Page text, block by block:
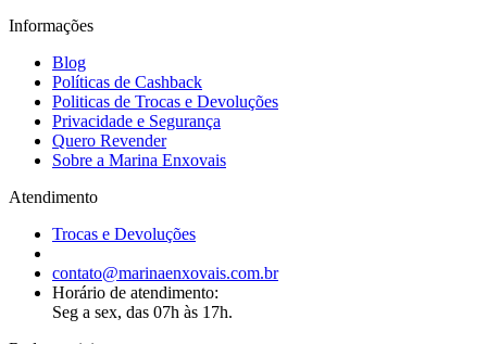
Informações
Blog
Políticas de Cashback
Politicas de Trocas e Devoluções
Privacidade e Segurança
Quero Revender
Sobre a Marina Enxovais
Atendimento
Trocas e Devoluções
contato@marinaenxovais.com.br
Horário de atendimento:
Seg a sex, das 07h às 17h.